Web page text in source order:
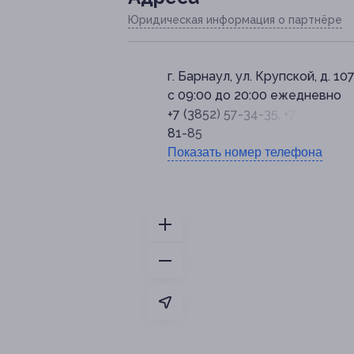
Юридическая информация о партнёре
г. Барнаул, ул. Крупской, д. 107
с 09:00 до 20:00 ежедневно
+7 (3852) 57-34-35, +7 (953)
81-85
Показать номер телефона